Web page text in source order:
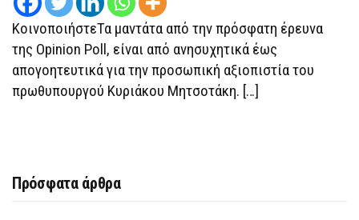
ΚοινοποιήστεΤα μαντάτα από την πρόσφατη έρευνα
της Opinion Poll, είναι από ανησυχητικά έως
απογοητευτικά για την προσωπική αξιοπιστία του
πρωθυπουργού Κυριάκου Μητσοτάκη. […]
Πρόσφατα άρθρα